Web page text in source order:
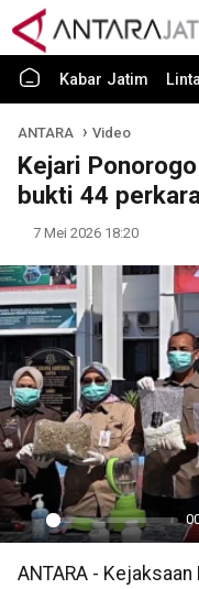
Kabar Jatim
ANTARA Video
Kejari
bukti 44
7 Mei 2026 18:20
Play
ANTARA -